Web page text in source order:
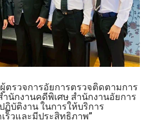
ตรวจการอัยการตรวจติดตามการ
นักงานคดีพิเศษ สำนักงานอัยการ
ฏิบัติงาน ในการให้บริการ
ร็วและมีประสิทธิภาพ”